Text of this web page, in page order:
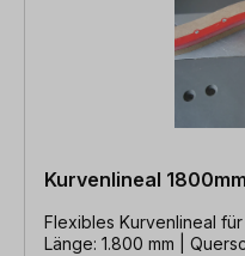
Kurvenlineal 1800mm
Flexibles Kurvenlineal
Länge: 1.800 mm |